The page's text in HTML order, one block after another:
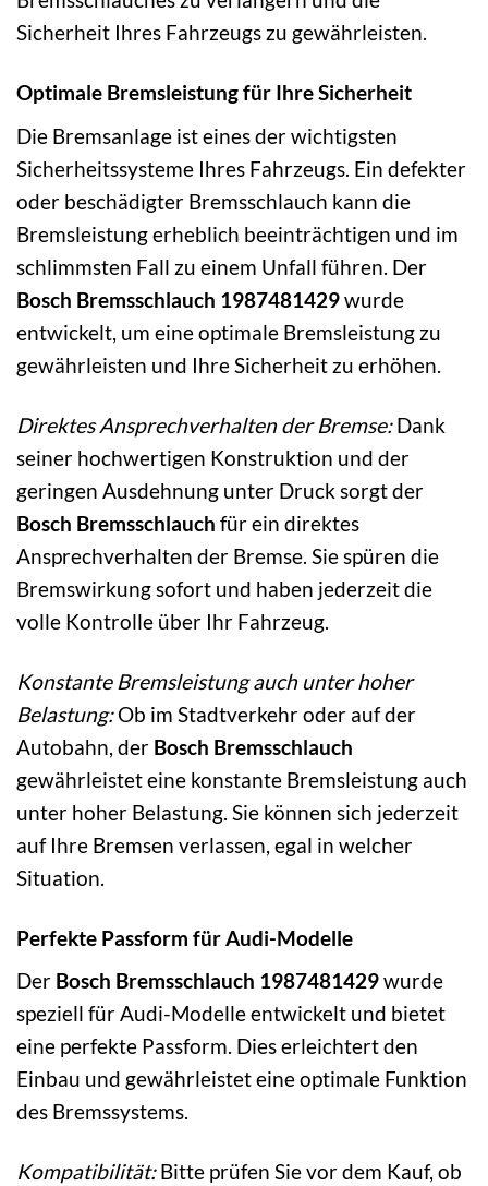
Sicherheit Ihres Fahrzeugs zu gewährleisten.
Optimale Bremsleistung für Ihre Sicherheit
Die Bremsanlage ist eines der wichtigsten
Sicherheitssysteme Ihres Fahrzeugs. Ein defekter
oder beschädigter Bremsschlauch kann die
Bremsleistung erheblich beeinträchtigen und im
schlimmsten Fall zu einem Unfall führen. Der
Bosch Bremsschlauch 1987481429wurde
entwickelt, um eine optimale Bremsleistung zu
gewährleisten und Ihre Sicherheit zu erhöhen.
Direktes Ansprechverhalten der Bremse:Dank
seiner hochwertigen Konstruktion und der
geringen Ausdehnung unter Druck sorgt der
Bosch Bremsschlauch für ein direktes
Ansprechverhalten der Bremse. Sie spüren die
Bremswirkung sofort und haben jederzeit die
volle Kontrolle über Ihr Fahrzeug.
Konstante Bremsleistung auch unter hoher
Belastung:Ob im Stadtverkehr oder auf der
Autobahn, der Bosch Bremsschlauch
gewährleistet eine konstante Bremsleistung auch
unter hoher Belastung. Sie können sich jederzeit
auf Ihre Bremsen verlassen, egal in welcher
Situation.
Perfekte Passform für Audi-Modelle
Der Bosch Bremsschlauch 1987481429wurde
speziell für Audi-Modelle entwickelt und bietet
eine perfekte Passform. Dies erleichtert den
Einbau und gewährleistet eine optimale Funktion
des Bremssystems.
Kompatibilität:Bitte prüfen Sie vor dem Kauf, ob